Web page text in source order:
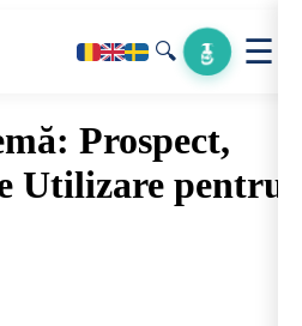
🔍 ☰
Prospect,
Utilizare pentru